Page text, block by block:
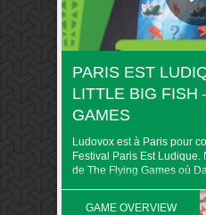
PARIS EST
LITTLE BIG FISH
GAMES
Ludovox est à Paris pour
Festival Paris Est Ludique.
de The Flying Games où
GAME OVERVIEW